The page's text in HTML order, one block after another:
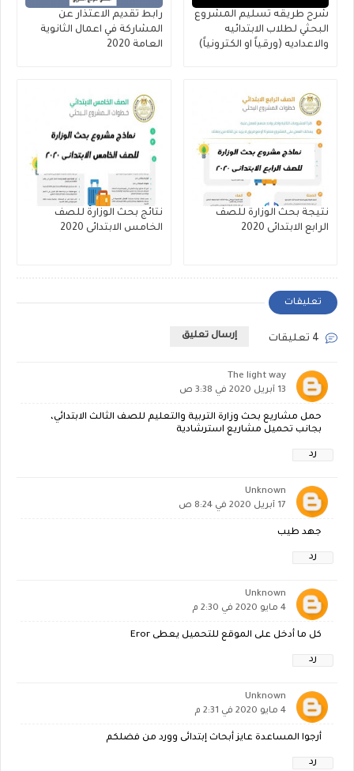
شرح طريقه تسليم المشروع
البحثي لطلاب الابتدائيه
والاعداديه (ورقياً او الكترونياً)
رابط تقديم الاعتذار عن
المشاركة في اعمال الثانوية
العامة 2020
نتيجة بحث الوزارة للصف
الرابع الابتدائى 2020
نتائج بحث الوزارة للصف
الخامس الابتدائى 2020
تعليقات
إرسال تعليق
The light way
13 أبريل 2020 في 3:38 ص
حمل مشاريع بحث وزارة التربية والتعليم للصف الثالث الابتدائي،
بجانب تحميل مشاريع استرشادية
رد
Unknown
17 أبريل 2020 في 8:24 ص
جهد طيب
رد
Unknown
4 مايو 2020 في 2:30 م
كل ما أدخل على الموقع للتحميل يعطى Eror
رد
Unknown
4 مايو 2020 في 2:31 م
أرجوا المساعدة عايز أبحاث إبتدائى وورد من فضلكم
رد